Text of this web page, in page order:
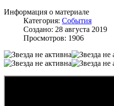
Информация о материале
Категория: События
Создано: 28 августа 2019
Просмотров: 1906